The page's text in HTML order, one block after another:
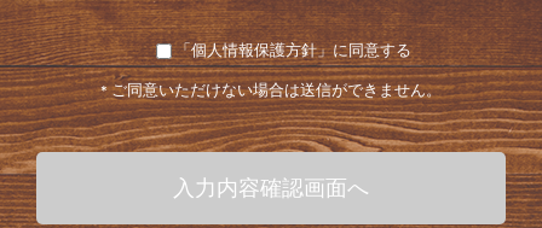
「個人情報保護方針」に同意する
*ご同意いただけない場合は送信ができません。